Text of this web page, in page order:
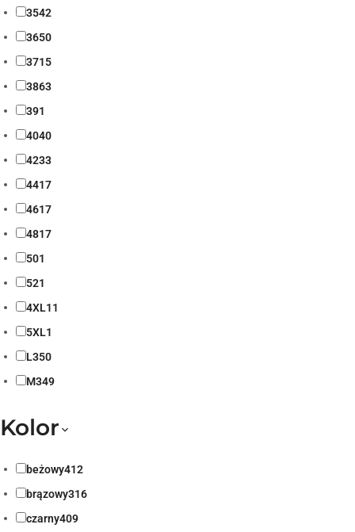
3542
3650
3715
3863
391
4040
4233
4417
4617
4817
501
521
4XL11
5XL1
L350
M349
Kolor
beżowy412
brązowy316
czarny409